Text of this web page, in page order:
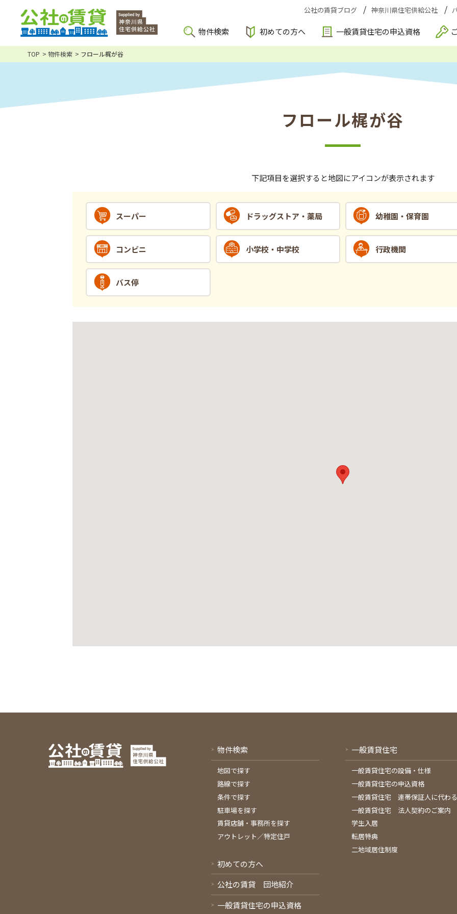
公社の賃貸ブログ 神奈川県住宅供給公社
物件検索 初めての方へ 一般賃貸住宅の申込資格
TOP 物件検索 フロール梶が谷
フロール梶が谷
下記項目を選択すると地図にアイコンが表示されます
スーパー ドラッグストア・薬局 幼稚園・保育園
コンビニ 小学校・中学校 行政機関
バス停
物件検索
地図で探す
路線で探す
条件で探す
駐車場を探す
賃貸店舗・事務所を探す
アウトレット／特定住戸
初めての方へ
公社の賃貸 団地紹介
一般賃貸住宅の申込資格
一般賃貸住宅
一般賃貸住宅の設備・仕様
一般賃貸住宅の申込資格
一般賃貸住宅 連帯保証人に代わ
一般賃貸住宅 法人契約のご案内
学生入居
転居特典
二地域居住制度